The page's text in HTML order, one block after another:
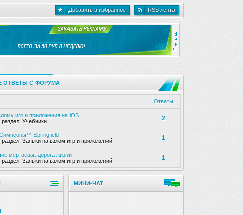
Добавить в избранное RSS лента
ОТВЕТЫ С ФОРУМА
Ответы
игр и приложения на iOS
Учебники
2
Springfield
Заявки на взлом игр и приложений
1
мертвецы: дорога жизни
Заявки на взлом игр и приложений
1
МИНИ-ЧАТ